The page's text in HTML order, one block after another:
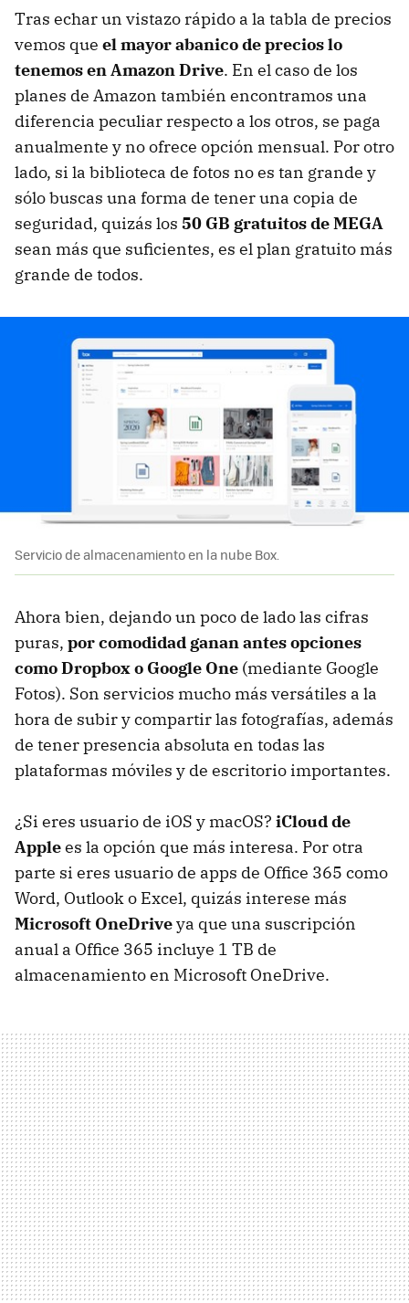
Tras echar un vistazo rápido a la tabla de precios
vemos que el mayor abanico de precios lo
tenemos en Amazon Drive. En el caso de los
planes de Amazon también encontramos una
diferencia peculiar respecto a los otros, se paga
anualmente y no ofrece opción mensual. Por otro
lado, si la biblioteca de fotos no es tan grande y
sólo buscas una forma de tener una copia de
seguridad, quizás los 50 GB gratuitos de MEGA
sean más que suficientes, es el plan gratuito más
grande de todos.
Servicio de almacenamiento en la nube Box.
Ahora bien, dejando un poco de lado las cifras
puras, por comodidad ganan antes opciones
como Dropbox o Google One (mediante Google
Fotos). Son servicios mucho más versátiles a la
hora de subir y compartir las fotografías, además
de tener presencia absoluta en todas las
plataformas móviles y de escritorio importantes.
¿Si eres usuario de iOS y macOS? iCloud de
Applees la opción que más interesa. Por otra
parte si eres usuario de apps de Office 365 como
Word, Outlook o Excel, quizás interese más
Microsoft OneDriveya que una suscripción
anual a Office 365 incluye 1 TB de
almacenamiento en Microsoft OneDrive.